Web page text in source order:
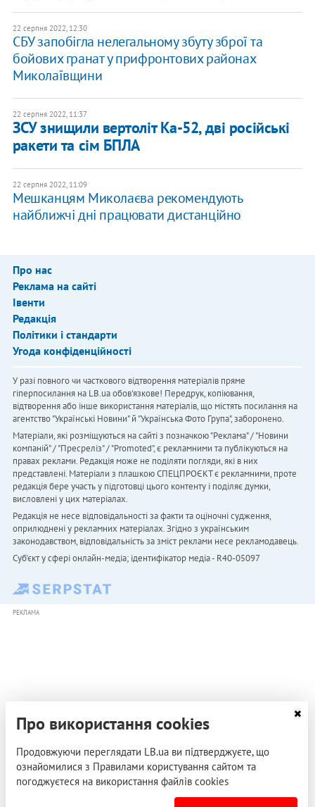
22 серпня 2022, 12:30
СБУ запобігла нелегальному збуту зброї та
бойових гранат у прифронтових районах
Миколаївщини
22 серпня 2022, 11:37
ЗСУ знищили вертоліт Ка-52, дві російські
ракети та сім БПЛА
22 серпня 2022, 11:09
Мешканцям Миколаєва рекомендують
найближчі дні працювати дистанційно
Про нас
Реклама на сайті
Івенти
Редакція
Політики і стандарти
Угода конфіденційності
У разі повного чи часткового відтворення матеріалів пряме
гіперпосилання на LB.ua обов'язкове! Передрук, копіювання,
відтворення або інше використання матеріалів, що містять посилання на
агентство "Українськi Новини" й "Українська Фото Група", заборонено.
Матеріали, які розміщуються на сайті з позначкою "Реклама" / "Новини
компаній" / "Пресреліз" / "Promoted", є рекламними та публікуються на
правах реклами. Редакція може не поділяти погляди, які в них
представлені. Матеріали з плашкою СПЕЦПРОЄКТ є рекламними, проте
редакція бере участь у підготовці цього контенту і поділяє думки,
висловлені у цих матеріалах.
Редакція не несе відповідальності за факти та оціночні судження,
оприлюднені у рекламних матеріалах. Згідно з українським
законодавством, відповідальність за зміст реклами несе рекламодавець.
Cуб'єкт у сфері онлайн-медіа; ідентифікатор медіа - R40-05097
РЕКЛАМА
Про використання cookies
Продовжуючи переглядати LB.ua ви підтверджуєте, що
ознайомилися з Правилами користування сайтом та
погоджуєтеся на використання файлів cookies